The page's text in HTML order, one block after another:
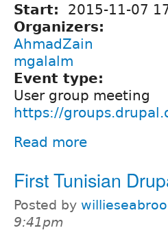
Start: 2015-11-07
Organizers:
AhmadZain
mgalalm
Event type:
User group meeting
https://
Read more
First Tunisian
Posted by
9:41pm